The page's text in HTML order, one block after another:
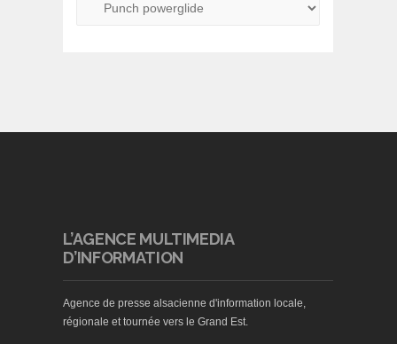
L’AGENCE MULTIMEDIA
D’INFORMATION
Agence de presse alsacienne d'information locale,
régionale et tournée vers le Grand Est.